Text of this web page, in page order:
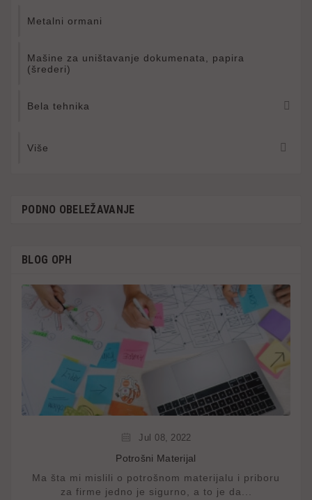
Metalni ormani
Mašine za uništavanje dokumenata, papira
(šrederi)
Bela tehnika 
Više 
PODNO OBELEŽAVANJE
BLOG OPH
Jul 08, 2022
Potrošni Materijal
Ma šta mi mislili o potrošnom materijalu i priboru
za firme jedno je sigurno, a to je da...